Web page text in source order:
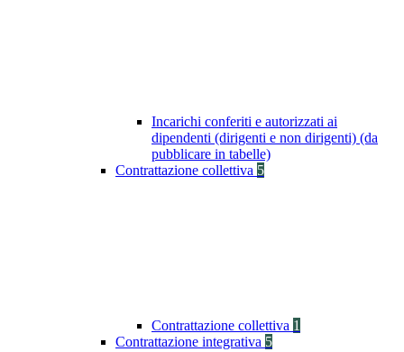
Incarichi conferiti e autorizzati ai
dipendenti (dirigenti e non dirigenti) (da
pubblicare in tabelle)
Contrattazione collettiva 5
Contrattazione collettiva 1
Contrattazione integrativa 5